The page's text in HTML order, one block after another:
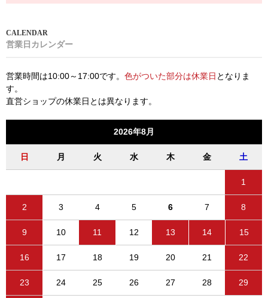
営業日カレンダー
営業時間は10:00～17:00です。 色がついた部分は休業日 となりま
す。
直営ショップの休業日とは異なります。
2026年8月
日 月 火 水 木 金 土
1
2 3 4 5 6 7 8
9 10 11 12 13 14 15
16 17 18 19 20 21 22
23 24 25 26 27 28 29